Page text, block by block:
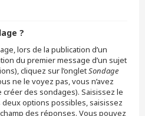
?
lors de la publication d’un
du premier message d’un sujet
cliquez sur l’ongletSondage
ne le voyez pas, vous n’avez
des sondages). Saisissez le
options possibles, saisissez
des réponses. Vous pouvez